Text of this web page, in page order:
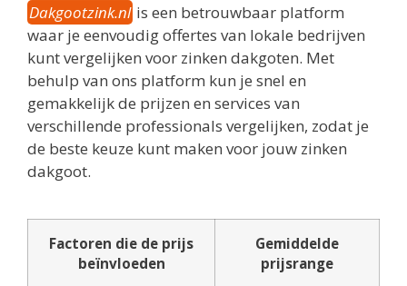
Dakgootzink.nl is een betrouwbaar platform
waar je eenvoudig offertes van lokale bedrijven
kunt vergelijken voor zinken dakgoten. Met
behulp van ons platform kun je snel en
gemakkelijk de prijzen en services van
verschillende professionals vergelijken, zodat je
de beste keuze kunt maken voor jouw zinken
dakgoot.
Factoren die de prijs
beïnvloeden
Gemiddelde
prijsrange